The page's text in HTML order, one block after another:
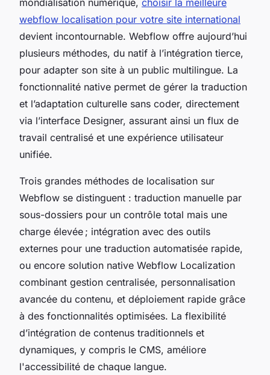
webflow localisation pour votre site international
devient incontournable. Webflow offre aujourd’hui
plusieurs méthodes, du natif à l’intégration tierce,
pour adapter son site à un public multilingue. La
fonctionnalité native permet de gérer la traduction
et l’adaptation culturelle sans coder, directement
via l’interface Designer, assurant ainsi un flux de
travail centralisé et une expérience utilisateur
unifiée.
Trois grandes méthodes de localisation sur
Webflow se distinguent : traduction manuelle par
sous-dossiers pour un contrôle total mais une
charge élevée ; intégration avec des outils
externes pour une traduction automatisée rapide,
ou encore solution native Webflow Localization
combinant gestion centralisée, personnalisation
avancée du contenu, et déploiement rapide grâce
à des fonctionnalités optimisées. La flexibilité
d’intégration de contenus traditionnels et
dynamiques, y compris le CMS, améliore
l'accessibilité de chaque langue.